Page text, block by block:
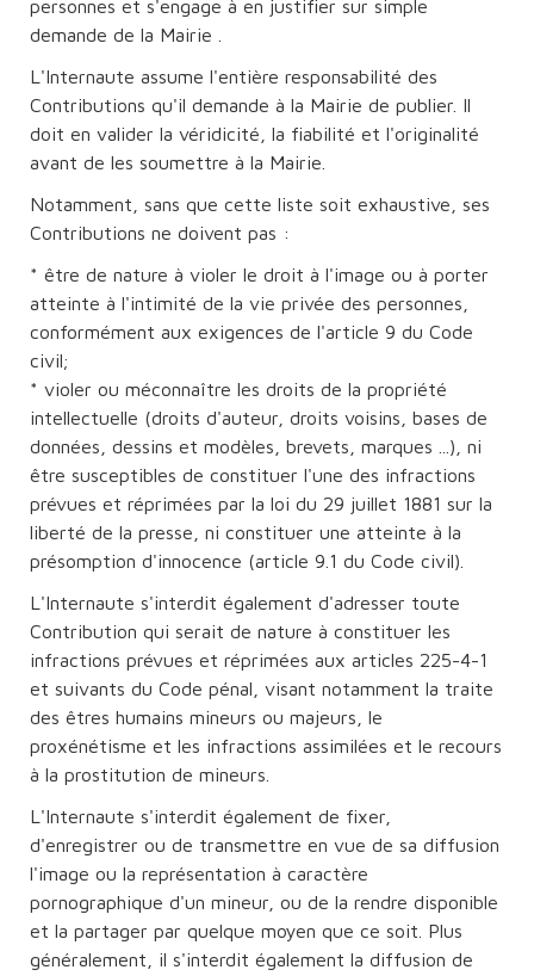
personnes et s'engage à en justifier sur simple
demande de la Mairie .
L'Internaute assume l'entière responsabilité des
Contributions qu'il demande à la Mairie de publier. Il
doit en valider la véridicité, la fiabilité et l'originalité
avant de les soumettre à la Mairie.
Notamment, sans que cette liste soit exhaustive, ses
Contributions ne doivent pas :
* être de nature à violer le droit à l'image ou à porter
atteinte à l'intimité de la vie privée des personnes,
conformément aux exigences de l'article 9 du Code
civil;
* violer ou méconnaître les droits de la propriété
intellectuelle (droits d'auteur, droits voisins, bases de
données, dessins et modèles, brevets, marques ...), ni
être susceptibles de constituer l'une des infractions
prévues et réprimées par la loi du 29 juillet 1881 sur la
liberté de la presse, ni constituer une atteinte à la
présomption d'innocence (article 9.1 du Code civil).
L'Internaute s'interdit également d'adresser toute
Contribution qui serait de nature à constituer les
infractions prévues et réprimées aux articles 225-4-1
et suivants du Code pénal, visant notamment la traite
des êtres humains mineurs ou majeurs, le
proxénétisme et les infractions assimilées et le recours
à la prostitution de mineurs.
L'Internaute s'interdit également de fixer,
d'enregistrer ou de transmettre en vue de sa diffusion
l'image ou la représentation à caractère
pornographique d'un mineur, ou de la rendre disponible
et la partager par quelque moyen que ce soit. Plus
généralement, il s'interdit également la diffusion de